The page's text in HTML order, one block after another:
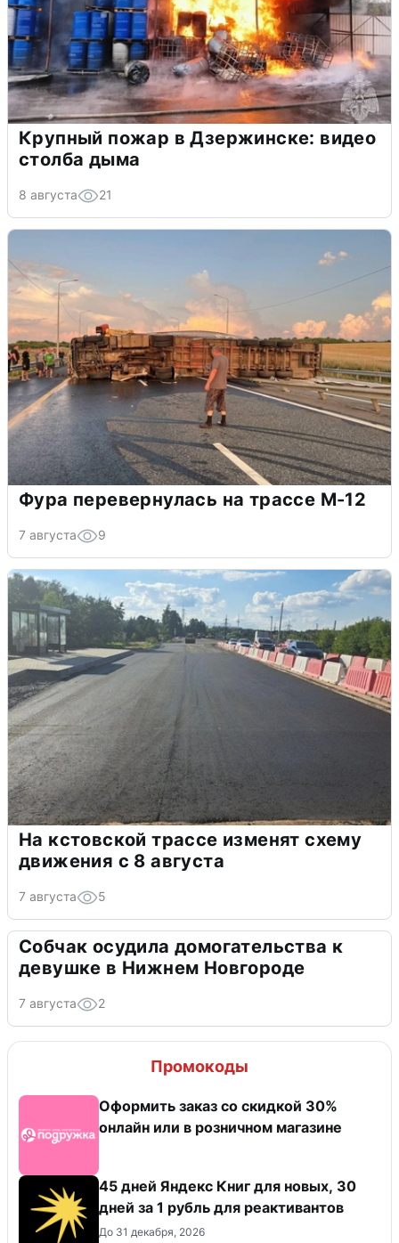
Крупный пожар в Дзержинске: видео
столба дыма
8 августа 21
Фура перевернулась на трассе М-12
7 августа 9
На кстовской трассе изменят схему
движения с 8 августа
7 августа 5
Собчак осудила домогательства к
девушке в Нижнем Новгороде
7 августа 2
Промокоды
Оформить заказ со скидкой 30%
онлайн или в розничном магазине
45 дней Яндекс Книг для новых, 30
дней за 1 рубль для реактивантов
До 31 декабря, 2026